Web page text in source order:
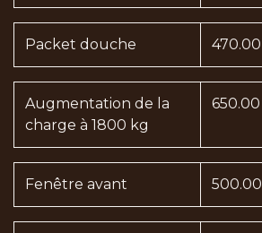
Packet douche 470.00
Augmentation de la
charge à 1800 kg
650.00
Fenêtre avant 500.00